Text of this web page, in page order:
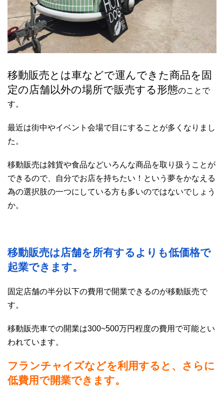
移動販売とは車などで運んできた商品を固
定の店舗以外の場所で販売する形態のことで
す。
最近は街中やイベント会場で目にすることが多くなりまし
た。
移動販売は雑貨や食品などいろんな商品を取り扱うことが
できるので、自分でお店を持ちたい！という夢をかなえる
為の選択肢の一つにしている方も多いのではないでしょう
か。
移動販売は店舗を所有するよりも低価格で
起業できます。
固定店舗の半分以下の費用で開業できるのが移動販売で
す。
移動販売車での開業は300~500万円程度の費用で可能とい
われています。
フランチャイズなどを利用すると、さらに
低費用で開業できます。